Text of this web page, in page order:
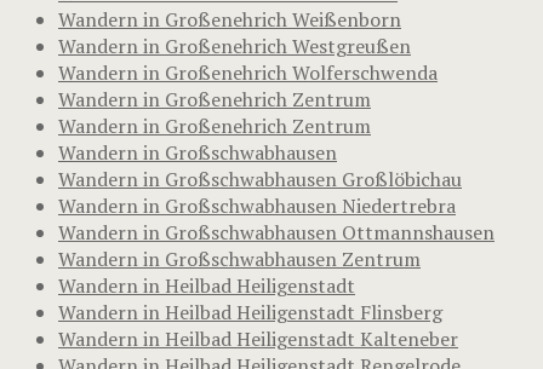
Wandern in Großenehrich Weißenborn
Wandern in Großenehrich Westgreußen
Wandern in Großenehrich Wolferschwenda
Wandern in Großenehrich Zentrum
Wandern in Großenehrich Zentrum
Wandern in Großschwabhausen
Wandern in Großschwabhausen Großlöbichau
Wandern in Großschwabhausen Niedertrebra
Wandern in Großschwabhausen Ottmannshausen
Wandern in Großschwabhausen Zentrum
Wandern in Heilbad Heiligenstadt
Wandern in Heilbad Heiligenstadt Flinsberg
Wandern in Heilbad Heiligenstadt Kalteneber